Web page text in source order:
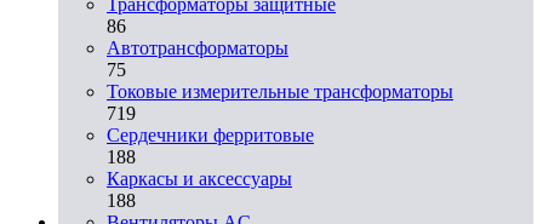
86
Автотрансформаторы
75
Токовые измерительные трансформаторы
719
Сердечники ферритовые
188
Каркасы и аксессуары
188